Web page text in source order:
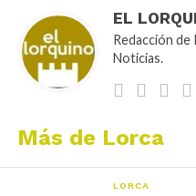
EL
Redacción de
Noticias.
Más de Lorca
LORCA